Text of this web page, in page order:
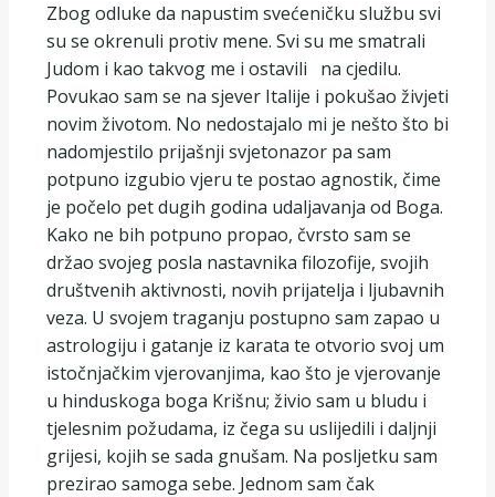
Zbog odluke da napustim svećeničku službu svi
su se okrenuli protiv mene. Svi su me smatrali
Judom i kao takvog me i ostavili na cjedilu.
Povukao sam se na sjever Italije i pokušao živjeti
novim životom. No nedostajalo mi je nešto što bi
nadomjestilo prijašnji svjetonazor pa sam
potpuno izgubio vjeru te postao agnostik, čime
je počelo pet dugih godina udaljavanja od Boga.
Kako ne bih potpuno propao, čvrsto sam se
držao svojeg posla nastavnika filozofije, svojih
društvenih aktivnosti, novih prijatelja i ljubavnih
veza. U svojem traganju postupno sam zapao u
astrologiju i gatanje iz karata te otvorio svoj um
istočnjačkim vjerovanjima, kao što je vjerovanje
u hinduskoga boga Krišnu; živio sam u bludu i
tjelesnim požudama, iz čega su uslijedili i daljnji
grijesi, kojih se sada gnušam. Na posljetku sam
prezirao samoga sebe. Jednom sam čak